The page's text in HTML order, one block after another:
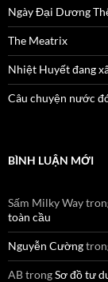
Ngày Đại Dương
The Meatrix
Nhiệt Huyết đang
Câu chuyện nước
BÌNH LUẬN MỚI
Sấm Milky Way
toàn cầu
Nguyễn Cường
ABtrongSơ đồ tư